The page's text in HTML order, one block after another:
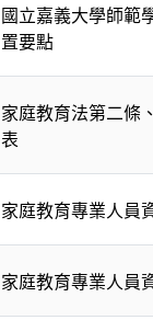
國立嘉義大學師範
置要點
家庭教育法第二條
表
家庭教育專業人員
家庭教育專業人員